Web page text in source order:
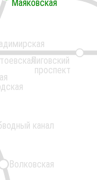
Волковская
канал
Лиговский
проспект
Маяковская
Маяковская